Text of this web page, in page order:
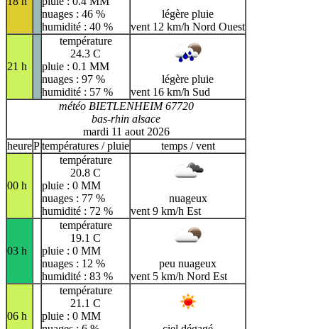
nuages : 46 %
humidité : 40 %
légère pluie
vent 12 km/h Nord Ouest
21 h
température
24.3 C
pluie : 0.1 MM
nuages : 97 %
humidité : 57 %
légère pluie
vent 16 km/h Sud
météo BIETLENHEIM 67720
bas-rhin alsace
mardi 11 aout 2026
heurePtempératures / pluie temps / vent
00 h
température
20.8 C
pluie : 0 MM
nuages : 77 %
humidité : 72 %
nuageux
vent 9 km/h Est
03 h
température
19.1 C
pluie : 0 MM
nuages : 12 %
humidité : 83 %
peu nuageux
vent 5 km/h Nord Est
06 h
température
21.1 C
pluie : 0 MM